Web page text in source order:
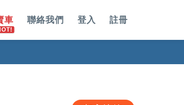
車 聯絡我們 登入 註冊